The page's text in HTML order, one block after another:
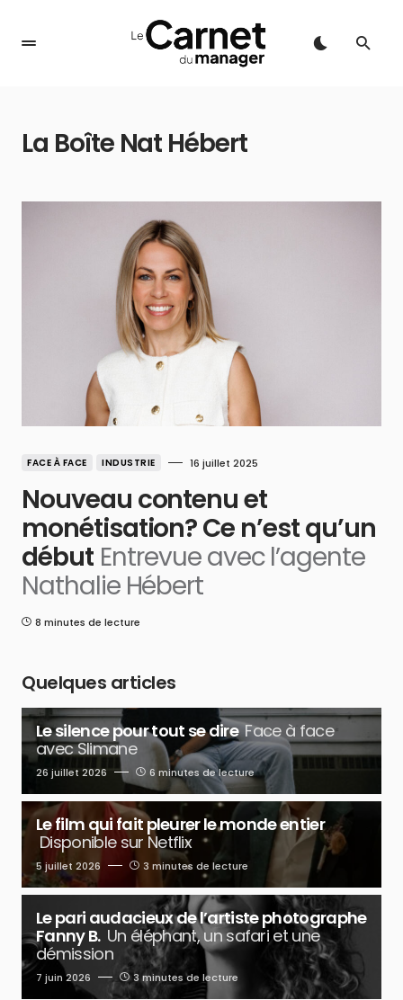
La Boîte Nat Hébert
FACE À FACE INDUSTRIE 16 juillet 2025
Nouveau contenu et
monétisation? Ce n’est qu’un
début Entrevue avec l’agente
Nathalie Hébert
8 minutes de lecture
Quelques articles
Le silence pour tout se dire Face à face
avec Slimane
26 juillet 2026 6 minutes de lecture
Le film qui fait pleurer le monde entier
Disponible sur Netflix
5 juillet 2026 3 minutes de lecture
Le pari audacieux de l’artiste photographe
Fanny B. Un éléphant, un safari et une
démission
7 juin 2026 3 minutes de lecture